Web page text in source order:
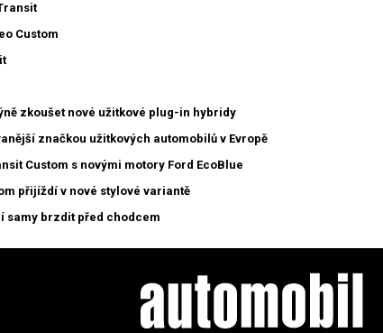
Custom
zkoušet nové užitkové plug-in hybridy
značkou užitkových automobilů v Evropě
Custom s novými motory Ford EcoBlue
přijíždí v nové stylové variantě
samy brzdit před chodcem